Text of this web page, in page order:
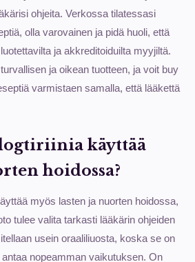
ohjeita. Verkossa tilatessasi
olla varovainen ja pidä huoli, että
ja akkreditoiduilta myyjiltä.
ja oikean tuotteen, ja voit buy
varmistaen samalla, että lääkettä
käyttää
hoidossa?
myös lasten ja nuorten hoidossa,
tulee valita tarkasti lääkärin ohjeiden
usein oraaliliuosta, koska se on
nopeamman vaikutuksen. On